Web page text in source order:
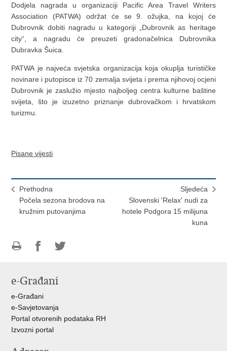
Dodjela nagrada u organizaciji Pacific Area Travel Writers
Association (PATWA) održat će se 9. ožujka, na kojoj će
Dubrovnik dobiti nagradu u kategoriji „Dubrovnik as heritage
city“, a nagradu će preuzeti gradonačelnica Dubrovnika
Dubravka Šuica.
PATWA je najveća svjetska organizacija koja okuplja turističke
novinare i putopisce iz 70 zemalja svijeta i prema njihovoj ocjeni
Dubrovnik je zaslužio mjesto najboljeg centra kulturne baštine
svijeta, što je izuzetno priznanje dubrovačkom i hrvatskom
turizmu.
Pisane vijesti
Prethodna
Počela sezona brodova na
kružnim putovanjima
Sljedeća
Slovenski 'Relax' nudi za
hotele Podgora 15 milijuna
kuna
FacebookuTwitteru
e-Građani
e-Građani
e-Savjetovanja
Portal otvorenih podataka RH
Izvozni portal